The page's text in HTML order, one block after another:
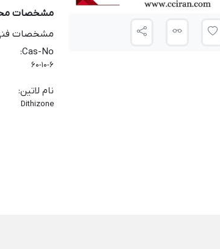
مشخصات
مشخصات
Cas-No
:
60-10-6
نام لاتین:
Dithizone